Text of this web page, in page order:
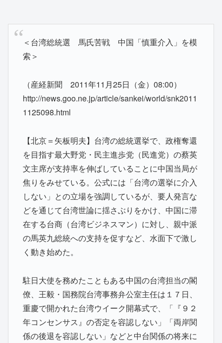
＜台湾総統選 馬氏苦戦 中国「慎重介入」を模
索＞
（産経新聞 2011年11月25日（金）08:00）
http://news.goo.ne.jp/article/sankei/world/snk2011
1125098.html
【北京＝矢板明夫】台湾の総統選挙で、政権奪還
を目指す最大野党・民主進歩党（民進党）の蔡英
文主席が支持率を伸ばしていることに中国当局が
焦りをみせている。公式には「台湾の選挙に介入
しない」との立場を強調しているが、要人発言な
どを通じて台湾世論に揺さぶりをかけ、中国に滞
在する台商（台湾ビジネスマン）に対し、親中派
の馬英九総統への支持を促すなど、水面下で激し
く動き始めた。
駐日大使を務めたこともある中国の台湾担当の閣
僚、王毅・国務院台湾事務弁公室主任は１７日、
重慶で開かれた台湾ウイーク開幕式で、「『９２
年コンセンサス』の否定を容認しない」「両岸関
係の後退を容認しない」などと中台関係の将来に